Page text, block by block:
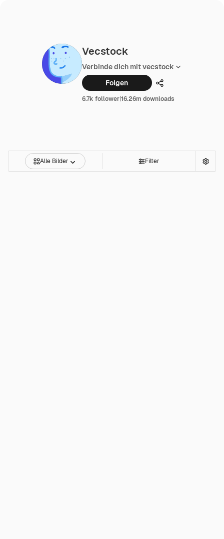
Vecstock
Verbinde dich mit vecstock
Folgen
Teilen
6.7k follower|16.26m downloads
Alle Bilder Filter